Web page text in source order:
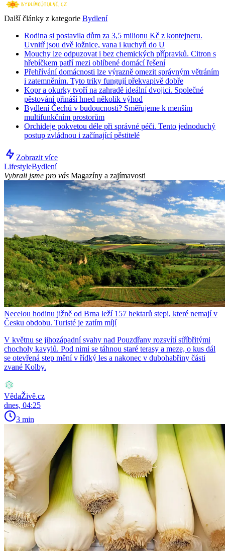
Další články z kategorie Bydlení
Rodina si postavila dům za 3,5 milionu Kč z kontejneru.
Uvnitř jsou dvě ložnice, vana i kuchyň do U
Mouchy lze odpuzovat i bez chemických přípravků. Citron s
hřebíčkem patří mezi oblíbené domácí řešení
Přehřívání domácnosti lze výrazně omezit správným větráním
i zatemněním. Tyto triky fungují překvapivě dobře
Kopr a okurky tvoří na zahradě ideální dvojici. Společné
pěstování přináší hned několik výhod
Bydlení Čechů v budoucnosti? Směřujeme k menším
multifunkčním prostorům
Orchideje pokvetou déle při správné péči. Tento jednoduchý
postup zvládnou i začínající pěstitelé
Zobrazit více
LifestyleBydlení
Vybrali jsme pro vás Magazíny a zajímavosti
Necelou hodinu jižně od Brna leží 157 hektarů stepi, které nemají v
Česku obdobu. Turisté je zatím míjí
V květnu se jihozápadní svahy nad Pouzdřany rozsvítí stříbřitými
chocholy kavylů. Pod nimi se táhnou staré terasy a meze, o kus dál
se otevřená step mění v řídký les a nakonec v dubohabřiny části
zvané Kolby.
VědaŽivě.cz
dnes, 04:25
3 min